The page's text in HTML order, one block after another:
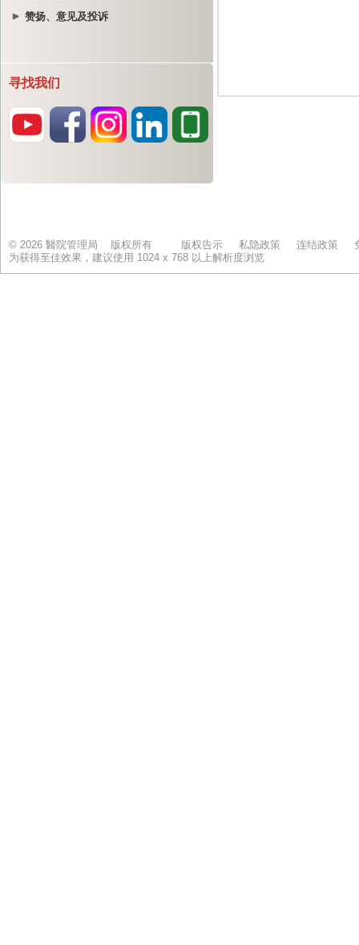
赞扬、意见及投诉
寻找我们
© 2026 醫院管理局 版权所有 版权告示 私隐政策 连结政策
为获得至佳效果，建议使用 1024 x 768 以上解析度浏览